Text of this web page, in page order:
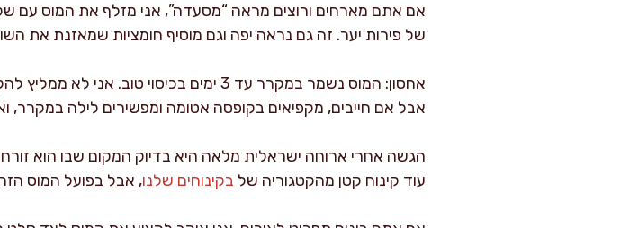
אם אתם מארחים ורוצים מראה “מסעדה”, אני מזלף את המוס עם
של פירות יער. זה גם נראה יפה וגם מוסיף חומציות שמאזנת את
אחסון: המוס נשמר במקרר עד 3 ימים
אבל אם חייבים, מקפיאים בקופסה אטומה ומפשירים לילה
הגשה אחרי ארוחה ישראלית מלאה היא בדיוק המקום שבו הוא
עוד קינוח קטן מהקטגוריה של בקינוחים שלנו, אבל בפועל המוס